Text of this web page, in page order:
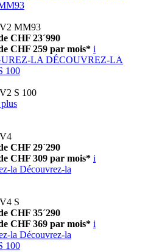
MM93
CHF 23´990
CHF 259 par mois* i
LA DÉCOUVREZ-LA
100
S 100
CHF 29´290
CHF 309 par mois* i
la Découvrez-la
S
CHF 35´290
CHF 369 par mois* i
la Découvrez-la
100